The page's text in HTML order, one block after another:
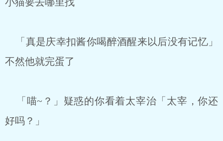
「真是庆幸扣酱你喝醉酒醒来以后没有记忆」
不然他就完蛋了
「喵~？」疑惑的你看着太宰治「太宰，你还
好吗？」